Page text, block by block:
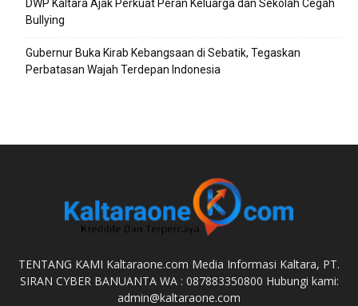
DWP Kaltara Ajak Perkuat Peran Keluarga dan Sekolah Cegah
Bullying
Gubernur Buka Kirab Kebangsaan di Sebatik, Tegaskan
Perbatasan Wajah Terdepan Indonesia
TENTANG KAMI Kaltaraone.com Media Informasi Kaltara, PT.
SIRAN CYBER BANUANTA WA : 087883350800 Hubungi kami:
admin@kaltaraone.com